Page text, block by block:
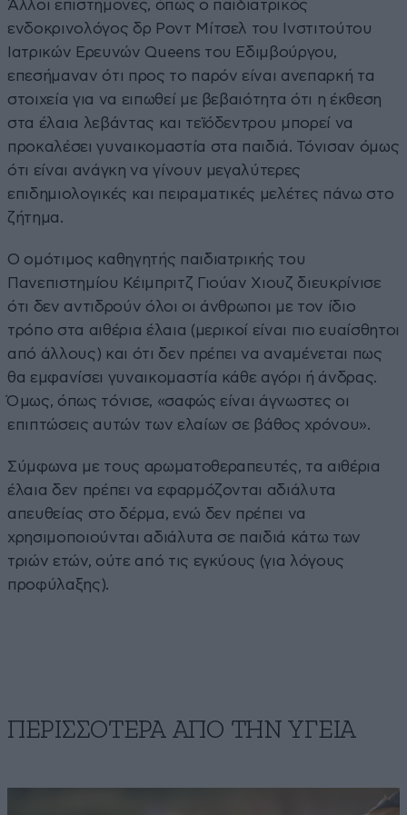
Άλλοι επιστήμονες, όπως ο παιδιατρικός
ενδοκρινολόγος δρ Ροντ Μίτσελ του Ινστιτούτου
Ιατρικών Ερευνών Queens του Εδιμβούργου,
επεσήμαναν ότι προς το παρόν είναι ανεπαρκή τα
στοιχεία για να ειπωθεί με βεβαιότητα ότι η έκθεση
στα έλαια λεβάντας και τεϊόδεντρου μπορεί να
προκαλέσει γυναικομαστία στα παιδιά. Τόνισαν όμως
ότι είναι ανάγκη να γίνουν μεγαλύτερες
επιδημιολογικές και πειραματικές μελέτες πάνω στο
ζήτημα.
Ο ομότιμος καθηγητής παιδιατρικής του
Πανεπιστημίου Κέιμπριτζ Γιούαν Χιουζ διευκρίνισε
ότι δεν αντιδρούν όλοι οι άνθρωποι με τον ίδιο
τρόπο στα αιθέρια έλαια (μερικοί είναι πιο ευαίσθητοι
από άλλους) και ότι δεν πρέπει να αναμένεται πως
θα εμφανίσει γυναικομαστία κάθε αγόρι ή άνδρας.
Όμως, όπως τόνισε, «σαφώς είναι άγνωστες οι
επιπτώσεις αυτών των ελαίων σε βάθος χρόνου».
Σύμφωνα με τους αρωματοθεραπευτές, τα αιθέρια
έλαια δεν πρέπει να εφαρμόζονται αδιάλυτα
απευθείας στο δέρμα, ενώ δεν πρέπει να
χρησιμοποιούνται αδιάλυτα σε παιδιά κάτω των
τριών ετών, ούτε από τις εγκύους (για λόγους
προφύλαξης).
ΠΕΡΙΣΣΟΤΕΡΑ ΑΠΟ ΤΗΝ ΥΓΕΙΑ